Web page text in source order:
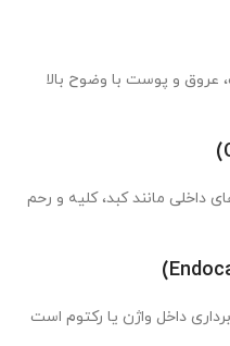
عروق و پوست با وضوح بالا
داخلی مانند کبد، کلیه و رحم
داخل واژن یا رکتوم است